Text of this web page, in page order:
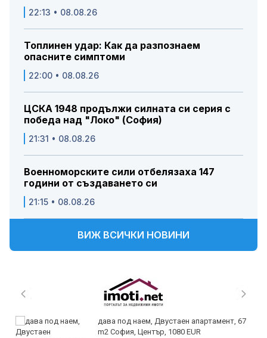
22:13 • 08.08.26
Топлинен удар: Как да разпознаем
опасните симптоми
22:00 • 08.08.26
ЦСКА 1948 продължи силната си серия с
победа над "Локо" (София)
21:31 • 08.08.26
Военноморските сили отбелязаха 147
години от създаването си
21:15 • 08.08.26
ВИЖ ВСИЧКИ НОВИНИ
дава под наем, Двустаен апартамент, 67
m2 София, Център, 1080 EUR